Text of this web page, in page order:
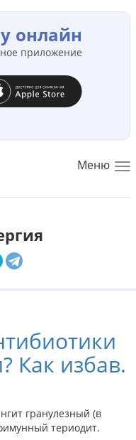
онлайн
приложение
Меню
Как избав.
гранулезный (в
териодит.